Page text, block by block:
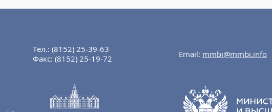
Тел.: (8152) 25-39-63
Факс: (8152) 25-19-72 Email: mmbi@mmbi.info